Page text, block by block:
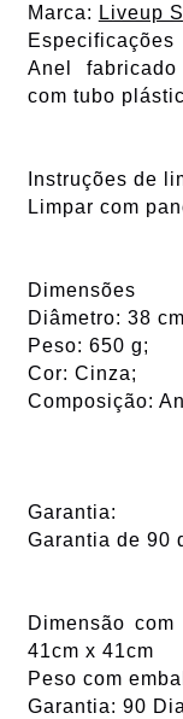
Marca: Liveup
Especificações
Anel
com tubo
Instruções de
Limpar com
Dimensões
Diâmetro: 38
Peso: 650 g;
Cor: Cinza;
Composição:
Garantia:
Garantia de 90
Dimensão
41cm x 41cm
Peso com
Garantia: 90